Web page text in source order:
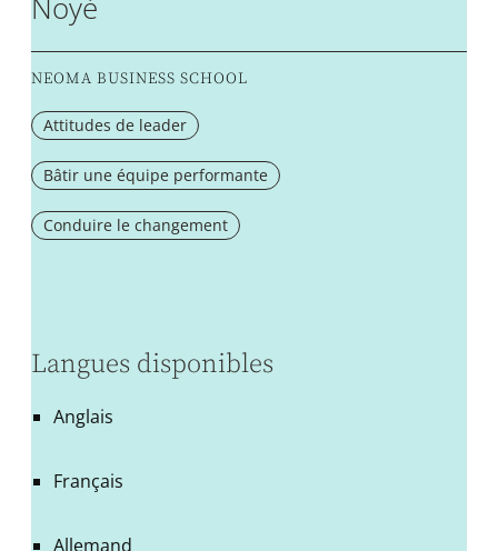
NEOMA BUSINESS SCHOOL
Attitudes de leader
Bâtir une équipe performante
Conduire le changement
Langues disponibles
Anglais
Français
Allemand